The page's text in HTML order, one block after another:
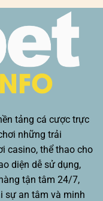
tảng cá cược trực
những trải
casino, thể thao cho
diện dễ sử dụng,
tận tâm 24/7,
sự an tâm và minh